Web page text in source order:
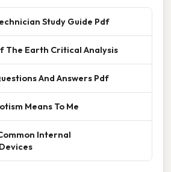
Study Guide Pdf
The Earth Critical Analysis
And Answers Pdf
Means To Me
Internal